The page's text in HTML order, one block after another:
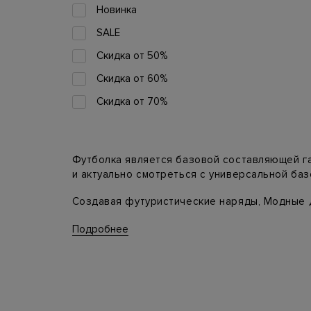
Новинка
SALE
Скидка от 50%
Скидка от 60%
Скидка от 70%
Футболка является базовой составляющей
и актуально смотреться с универсальной
Создавая футуристические наряды,
в роли самостоятельной единицы, на
Подробнее